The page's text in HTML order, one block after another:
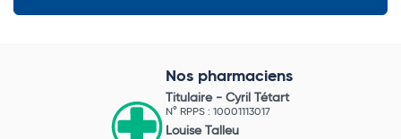
Nos pharmaciens
Titulaire - Cyril Tétart
N° RPPS : 10001113017
Louise Talleu